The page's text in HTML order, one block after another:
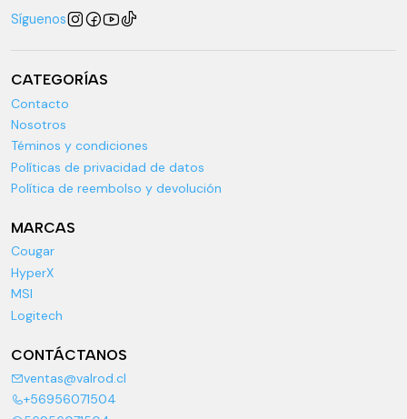
Síguenos
CATEGORÍAS
Contacto
Nosotros
Téminos y condiciones
Políticas de privacidad de datos
Política de reembolso y devolución
MARCAS
Cougar
HyperX
MSI
Logitech
CONTÁCTANOS
ventas@valrod.cl
+56956071504